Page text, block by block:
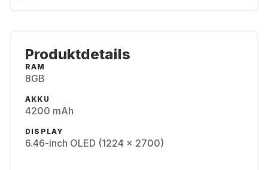
Produktdetails
RAM
8GB
AKKU
4200 mAh
DISPLAY
6.46-inch OLED (1224 x 2700)